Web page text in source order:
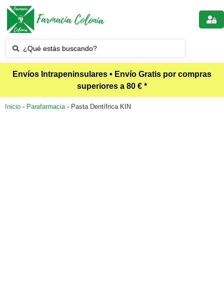
Envíos Intrapeninsulares • Envío Gratis por compras
superiores a 80 € *
Inicio - Parafarmacia- Pasta Dentífrica KIN